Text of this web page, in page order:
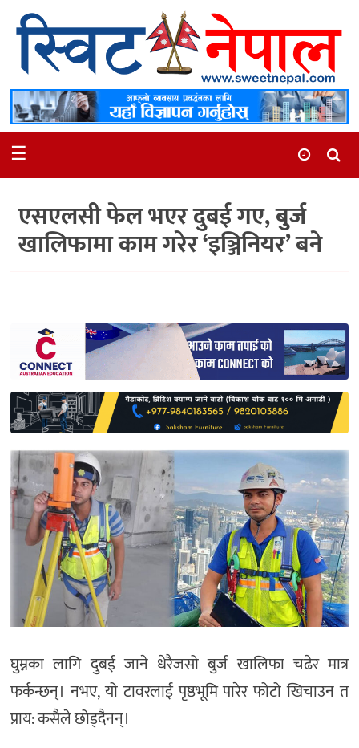
समाचार
स्थानीय
मनोरञ्जन
अन्तर्वार्ता
समाज
भिडियो
साहित्य
प्रदेश
English
☰
एसएलसी फेल भएर दुबई गए, बुर्ज
खालिफामा काम गरेर ‘इञ्जिनियर’ बने
घुम्नका लागि दुबई जाने धेरैजसो बुर्ज खालिफा चढेर मात्र
फर्कन्छन्। नभए, यो टावरलाई पृष्ठभूमि पारेर फोटो खिचाउन त
प्राय: कसैले छोड्दैनन्।